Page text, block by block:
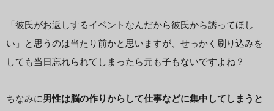
「彼氏がお返しするイベントなんだから彼氏から誘ってほし
い」と思うのは当たり前かと思いますが、せっかく刷り込みを
しても当日忘れられてしまったら元も子もないですよね？
ちなみに男性は脳の作りからして仕事などに集中してしまうと